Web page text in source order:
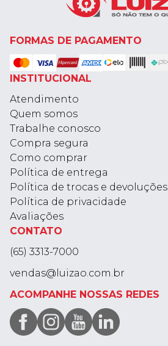
FORMAS DE PAGAMENTO
INSTITUCIONAL
Atendimento
Quem somos
Trabalhe conosco
Compra segura
Como comprar
Política de entrega
Política de trocas e devoluções
Política de privacidade
Avaliações
CONTATO
(65) 3313-7000
vendas@luizao.com.br
ACOMPANHE NOSSAS REDES